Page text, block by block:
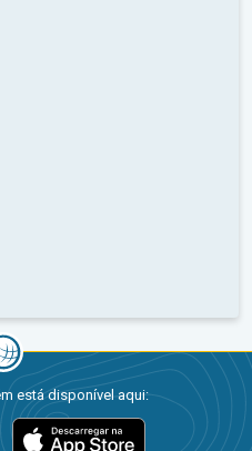
está disponível aqui: